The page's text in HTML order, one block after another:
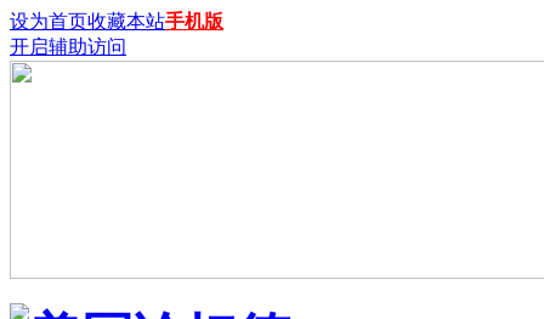
设为首页收藏本站手机版
开启辅助访问